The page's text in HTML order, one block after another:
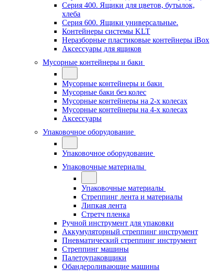
Серия 400. Ящики для цветов, бутылок,
хлеба
Серия 600. Ящики универсальные.
Контейнеры системы KLT
Неразборные пластиковые контейнеры iBox
Аксессуары для ящиков
Мусорные контейнеры и баки
Мусорные контейнеры и баки
Мусорные баки без колес
Мусорные контейнеры на 2-х колесах
Мусорные контейнеры на 4-х колесах
Аксессуары
Упаковочное оборудование
Упаковочное оборудование
Упаковочные материалы
Упаковочные материалы
Стреппинг лента и материалы
Липкая лента
Стретч пленка
Ручной инструмент для упаковки
Аккумуляторный стреппинг инструмент
Пневматический стреппинг инструмент
Стреппинг машины
Палетоупаковщики
Обандероливающие машины